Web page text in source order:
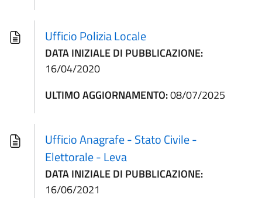
Ufficio Polizia Locale
DATA INIZIALE DI PUBBLICAZIONE:
16/04/2020
ULTIMO AGGIORNAMENTO:08/07/2025
Ufficio Anagrafe - Stato Civile -
Elettorale - Leva
DATA INIZIALE DI PUBBLICAZIONE:
16/06/2021